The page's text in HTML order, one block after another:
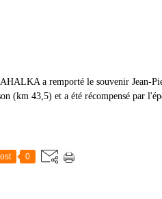
a remporté le souvenir Jean-
(km 43,5) et a été récompensé par
0